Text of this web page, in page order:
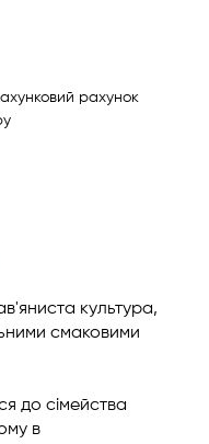
рахунок
культура,
смаковими
до сімейства
в